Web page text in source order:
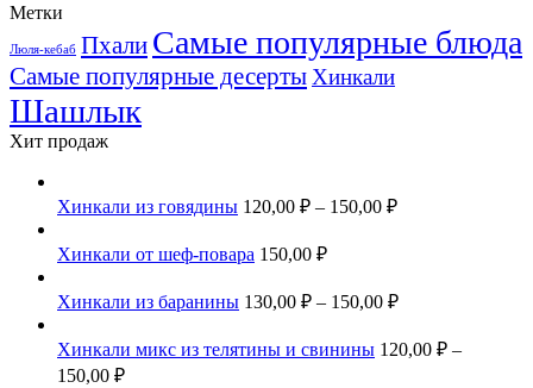
Метки
Люля-кебаб Пхали Самые популярные блюда
Самые популярные десерты Хинкали
Шашлык
Хит продаж
Хинкали из говядины 120,00 ₽ – 150,00 ₽
Хинкали от шеф-повара 150,00 ₽
Хинкали из баранины 130,00 ₽ – 150,00 ₽
Хинкали микс из телятины и свинины 120,00 ₽ –
150,00 ₽